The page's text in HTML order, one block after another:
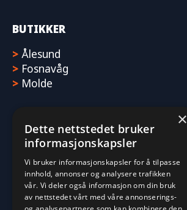
BUTIKKER
> Ålesund
> Fosnavåg
> Molde
×
Dette nettstedet bruker
informasjonskapsler
Vi bruker informasjonskapsler for å tilpasse
innhold, annonser og analysere trafikken
vår. Vi deler også informasjon om din bruk
av nettstedet vårt med våre annonserings-